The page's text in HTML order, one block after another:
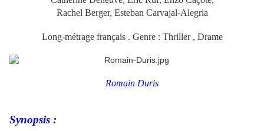
Rachel Berger, Esteban Carvajal-Alegria
Long-métrage français . Genre : Thriller , Drame
Romain Duris
Synopsis :